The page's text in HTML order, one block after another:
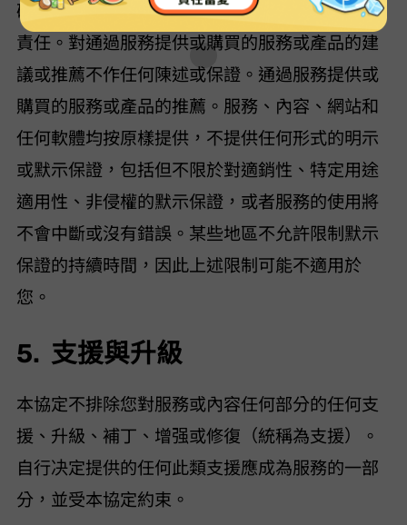
2s
確性、版權合規性、合法性或正當性負責或承擔
責任。 VideoHunter 對通過服務提供或購買的服務或產品的建
議或推薦不作任何陳述或保證。通過服務提供或
購買的服務或產品的推薦。服務、內容、網站和
任何軟體均按“原樣”提供，不提供任何形式的明示
或默示保證，包括但不限於對適銷性、特定用途
適用性、非侵權的默示保證，或者服務的使用將
不會中斷或沒有錯誤。某些地區不允許限制默示
保證的持續時間，因此上述限制可能不適用於
您。
5. 支援與升級
本協定不排除您對服務或內容任何部分的任何支
援、升級、補丁、增强或修復（統稱為“支援”）。 VideoHunter
自行决定提供的任何此類支援應成為服務的一部
分，並受本協定約束。